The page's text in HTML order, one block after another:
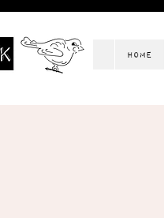
Home